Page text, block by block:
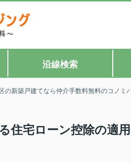
沿線検索
の新築戸建てなら仲介手数料無料のコノミ
住宅ローン控除の適